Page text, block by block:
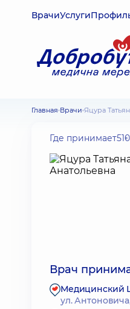
ВрачиУслуги
Главная Врачи Яцура
Где принимает
Врач
Медицинский
ул.